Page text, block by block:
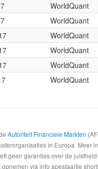
WorldQuant
WorldQuant
WorldQuant
WorldQuant
WorldQuant
WorldQuant
Autoriteit Financiele Markten
in Europa.
geen garanties over de
via info apestaartje